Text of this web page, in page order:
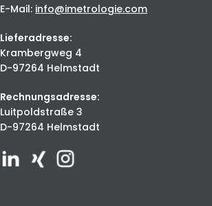
E-Mail: info@imetrologie.com
Lieferadresse:
Krambergweg 4
D-97264 Helmstadt
Rechnungsadresse:
Luitpoldstraße 3
D-97264 Helmstadt